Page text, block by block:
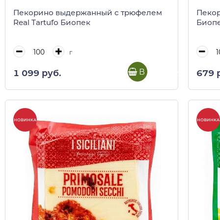
Пекорино выдержанный с трюфелем
Real Tartufo Биопек
г
1 099 руб. В корзину 679
НОВИНКА НОВИНКА